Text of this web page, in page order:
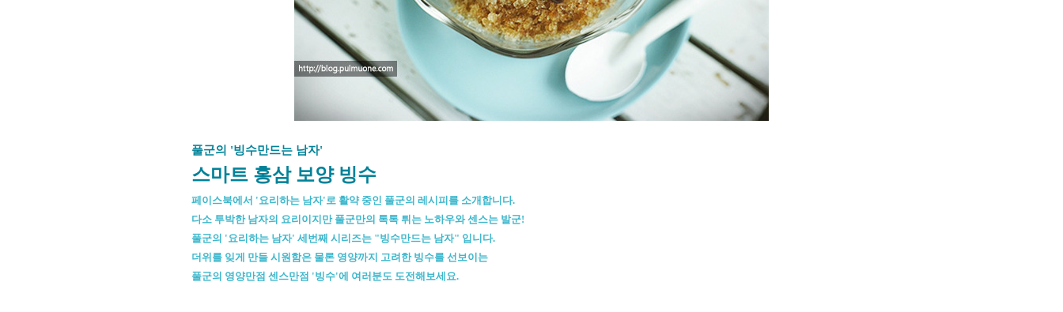
풀군의 '빙수만드는 남자'
스마트 홍삼 보양 빙수
페이스북에서 '요리하는 남자'로 활약 중인 풀군의 레시피를 소개합니다.
다소 투박한 남자의 요리이지만 풀군만의 톡톡 튀는 노하우와 센스는 발군!
풀군의 '요리하는 남자' 세번째 시리즈는 "빙수만드는 남자" 입니다.
더위를 잊게 만들 시원함은 물론 영양까지 고려한 빙수를 선보이는
풀군의 영양만점 센스만점 '빙수'에 여러분도 도전해보세요.